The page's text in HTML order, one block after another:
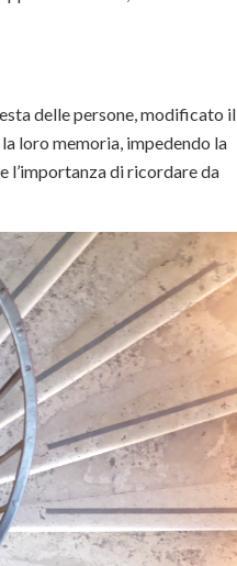
delle persone, modificato il
loro memoria, impedendo la
l’importanza di ricordare da